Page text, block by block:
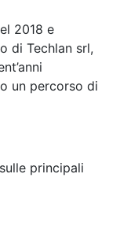
2018 e
di Techlan srl,
un percorso di
principali